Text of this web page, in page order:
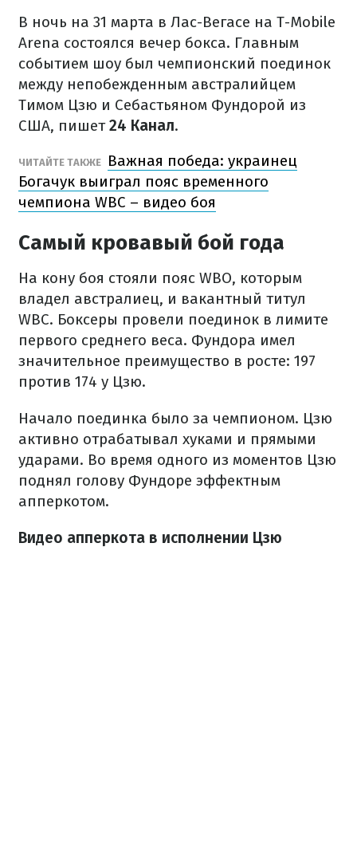
В ночь на 31 марта в Лас-Вегасе на T-Mobile
Arena состоялся вечер бокса. Главным
событием шоу был чемпионский поединок
между непобежденным австралийцем
Тимом Цзю и Себастьяном Фундорой из
США, пишет24 Канал.
ЧИТАЙТЕ ТАКЖЕ
Важная победа: украинец
Богачук выиграл пояс временного
чемпиона WBC – видео боя
Самый кровавый бой года
На кону боя стояли пояс WBO, которым
владел австралиец, и вакантный титул
WBC. Боксеры провели поединок в лимите
первого среднего веса. Фундора имел
значительное преимущество в росте: 197
против 174 у Цзю.
Начало поединка было за чемпионом. Цзю
активно отрабатывал хуками и прямыми
ударами. Во время одного из моментов Цзю
поднял голову Фундоре эффектным
апперкотом.
Видео апперкота в исполнении Цзю